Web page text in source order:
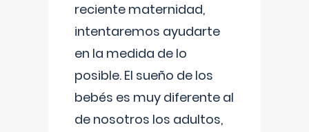
reciente maternidad,
intentaremos ayudarte
en la medida de lo
posible. El sueño de los
bebés es muy diferente al
de nosotros los adultos,